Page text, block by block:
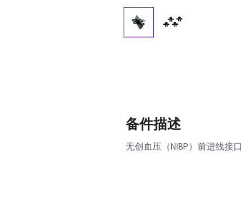
备件描述
无创血压（NIBP）前进线接